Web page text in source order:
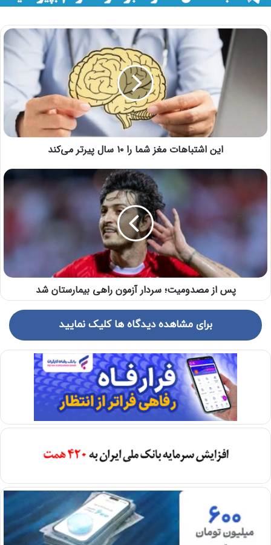
این اشتباهات مغز شما را ۱۰ سال پیرتر می‌کند
پس از مصدومیت؛ سردار آزمون راهی بیمارستان شد
برای مشاهده دیدگاه ها کلیک نمایید